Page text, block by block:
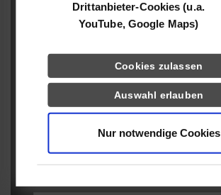
Drittanbieter-Cookies (u.a.
YouTube, Google Maps)
Cookies zulassen
Auswahl erlauben
Nur notwendige Cookies
Jahrgang / Kurs:*
E-Mail-Adresse:*